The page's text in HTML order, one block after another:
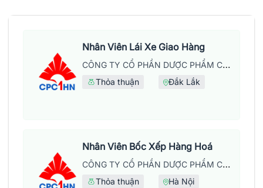
Nhân Viên Lái Xe Giao Hàng
CÔNG TY CỔ PHẦN DƯỢC PHẨM CPC1 HÀ NỘI
Thỏa thuận Đắk Lắk
Nhân Viên Bốc Xếp Hàng Hoá
CÔNG TY CỔ PHẦN DƯỢC PHẨM CPC1 HÀ NỘI
Thỏa thuận Hà Nội